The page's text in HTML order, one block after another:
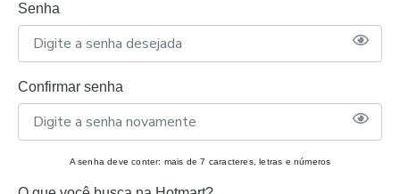
Senha
Confirmar senha
A senha deve conter: mais de 7 caracteres, letras e números